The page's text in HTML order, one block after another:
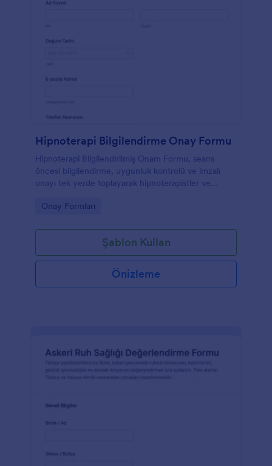
Hipnoterapi Bilgilendirme Onay Formu
Hipnoterapi Bilgilendirilmiş Onam Formu, seans
öncesi bilgilendirme, uygunluk kontrolü ve imzalı
onayı tek yerde toplayarak hipnoterapistler ve
kolaylaştırır.
Go to Category:
Onay Formları
Şablon Kullan
Önizleme